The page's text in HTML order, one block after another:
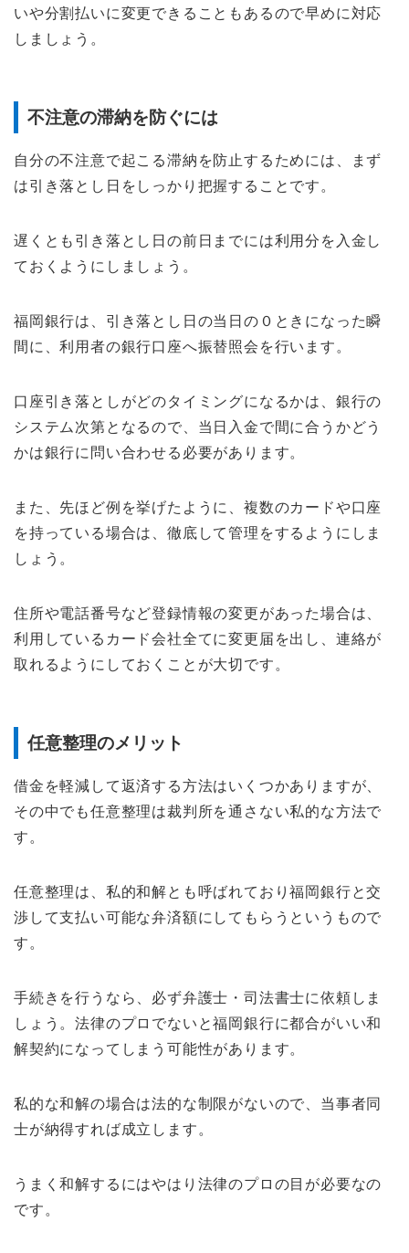
いや分割払いに変更できることもあるので早めに対応
しましょう。
不注意の滞納を防ぐには
自分の不注意で起こる滞納を防止するためには、まず
は引き落とし日をしっかり把握することです。
遅くとも引き落とし日の前日までには利用分を入金し
ておくようにしましょう。
福岡銀行は、引き落とし日の当日の０ときになった瞬
間に、利用者の銀行口座へ振替照会を行います。
口座引き落としがどのタイミングになるかは、銀行の
システム次第となるので、当日入金で間に合うかどう
かは銀行に問い合わせる必要があります。
また、先ほど例を挙げたように、複数のカードや口座
を持っている場合は、徹底して管理をするようにしま
しょう。
住所や電話番号など登録情報の変更があった場合は、
利用しているカード会社全てに変更届を出し、連絡が
取れるようにしておくことが大切です。
任意整理のメリット
借金を軽減して返済する方法はいくつかありますが、
その中でも任意整理は裁判所を通さない私的な方法で
す。
任意整理は、私的和解とも呼ばれており福岡銀行と交
渉して支払い可能な弁済額にしてもらうというもので
す。
手続きを行うなら、必ず弁護士・司法書士に依頼しま
しょう。法律のプロでないと福岡銀行に都合がいい和
解契約になってしまう可能性があります。
私的な和解の場合は法的な制限がないので、当事者同
士が納得すれば成立します。
うまく和解するにはやはり法律のプロの目が必要なの
です。